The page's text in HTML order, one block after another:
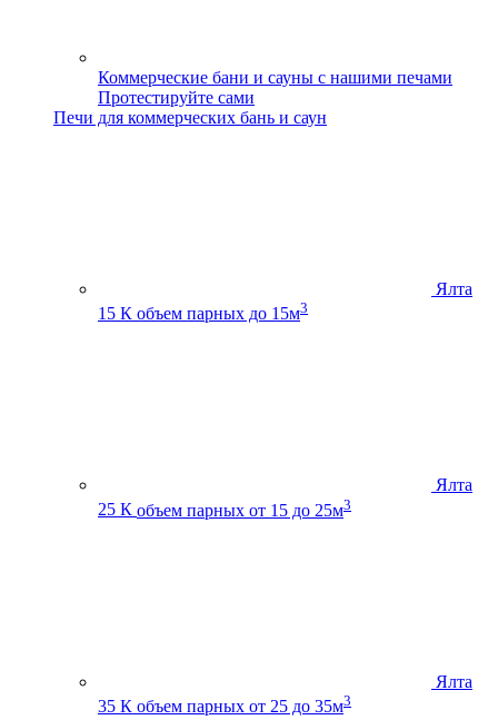
Коммерческие бани и сауны с нашими печами
Протестируйте сами
Печи для коммерческих бань и саун
Ялта
15 К объем парных до 15м3
Ялта
25 К объем парных от 15 до 25м3
Ялта
35 К объем парных от 25 до 35м3